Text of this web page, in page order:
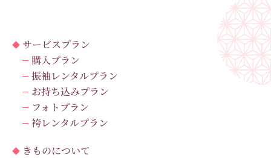
サービスプラン
購入プラン
振袖レンタルプラン
お持ち込みプラン
フォトプラン
袴レンタルプラン
きものについて